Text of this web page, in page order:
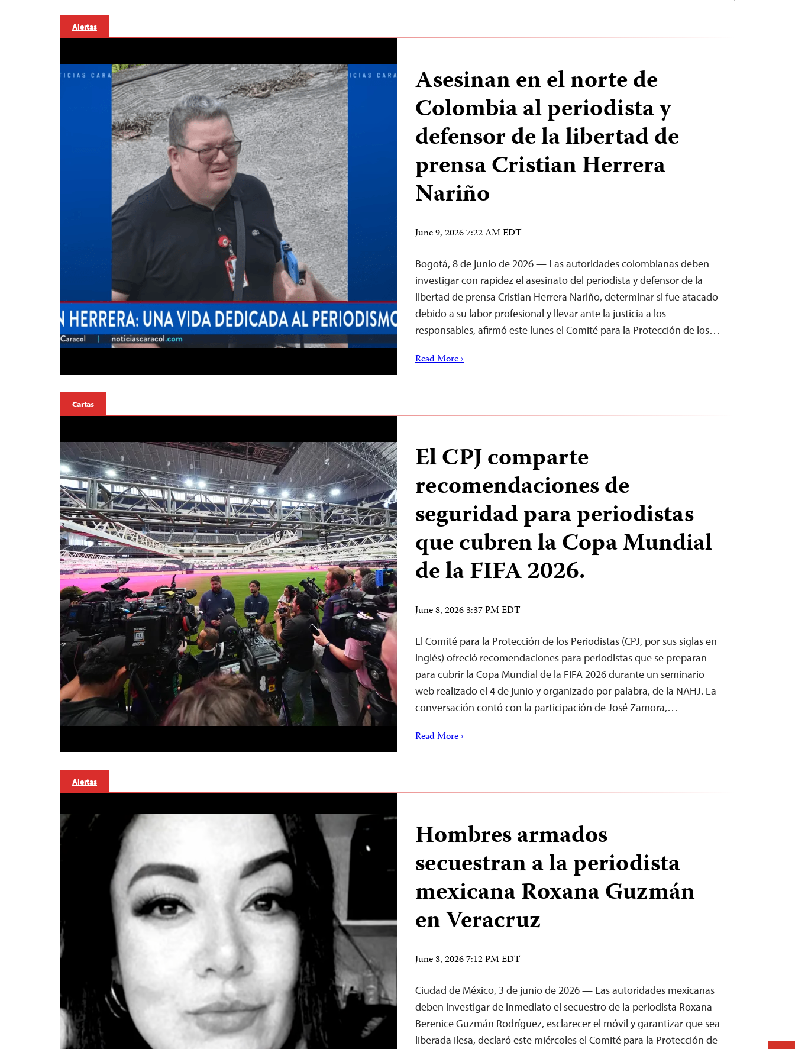
Alertas
Asesinan en el norte de
Colombia al periodista y
defensor de la libertad de
prensa Cristian Herrera
Nariño
June 9, 2026 7:22 AM EDT
Bogotá, 8 de junio de 2026 — Las autoridades colombianas deben
investigar con rapidez el asesinato del periodista y defensor de la
libertad de prensa Cristian Herrera Nariño, determinar si fue atacado
debido a su labor profesional y llevar ante la justicia a los
responsables, afirmó este lunes el Comité para la Protección de los…
Read More ›
Cartas
El CPJ comparte
recomendaciones de
seguridad para periodistas
que cubren la Copa Mundial
de la FIFA 2026.
June 8, 2026 3:37 PM EDT
El Comité para la Protección de los Periodistas (CPJ, por sus siglas en
inglés) ofreció recomendaciones para periodistas que se preparan
para cubrir la Copa Mundial de la FIFA 2026 durante un seminario
web realizado el 4 de junio y organizado por palabra, de la NAHJ. La
conversación contó con la participación de José Zamora,…
Read More ›
Alertas
Hombres armados
secuestran a la periodista
mexicana Roxana Guzmán
en Veracruz
June 3, 2026 7:12 PM EDT
Ciudad de México, 3 de junio de 2026 — Las autoridades mexicanas
deben investigar de inmediato el secuestro de la periodista Roxana
Berenice Guzmán Rodríguez, esclarecer el móvil y garantizar que sea
liberada ilesa, declaró este miércoles el Comité para la Protección de